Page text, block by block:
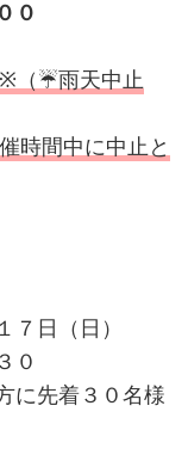
０
※（☔雨天中止
時間中に中止と
日（日）
０
に先着３０名様